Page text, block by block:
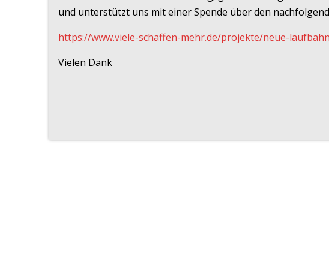
und unterstützt uns mit einer Spende über den
https://www.viele-schaffen-mehr.de/projekte/neue-
Vielen Dank